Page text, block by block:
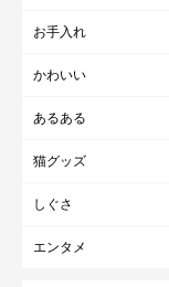
お手入れ
かわいい
あるある
猫グッズ
しぐさ
エンタメ